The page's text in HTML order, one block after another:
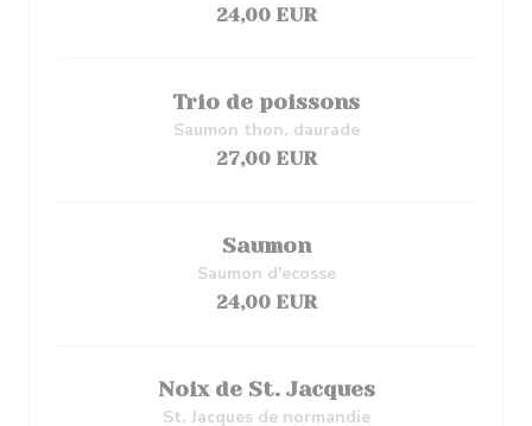
24,00 EUR
Trio de poissons
Saumon thon, daurade
27,00 EUR
Saumon
Saumon d'ecosse
24,00 EUR
Noix de St. Jacques
St. Jacques de normandie